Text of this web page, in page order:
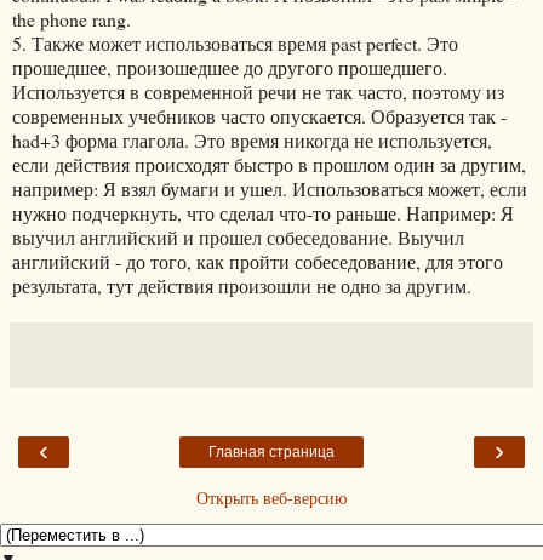
the phone rang.
5. Также может использоваться время past perfect. Это
прошедшее, произошедшее до другого прошедшего.
Используется в современной речи не так часто, поэтому из
современных учебников часто опускается. Образуется так -
had+3 форма глагола. Это время никогда не используется,
если действия происходят быстро в прошлом один за другим,
например: Я взял бумаги и ушел. Использоваться может, если
нужно подчеркнуть, что сделал что-то раньше. Например: Я
выучил английский и прошел собеседование. Выучил
английский - до того, как пройти собеседование, для этого
результата, тут действия произошли не одно за другим.
‹ ›
Главная страница
Открыть веб-версию